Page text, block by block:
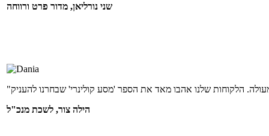
שני נורליאן, מדור פרט ורווחה
הילה צור, לשכת מנכ"ל